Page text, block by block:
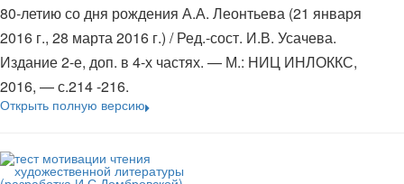
80-летию со дня рождения А.А. Леонтьева (21 января
2016 г., 28 марта 2016 г.) / Ред.-сост. И.В. Усачева.
Издание 2-е, доп. в 4-х частях. — М.: НИЦ ИНЛОККС,
2016, — с.214 -216.
Открыть полную версию